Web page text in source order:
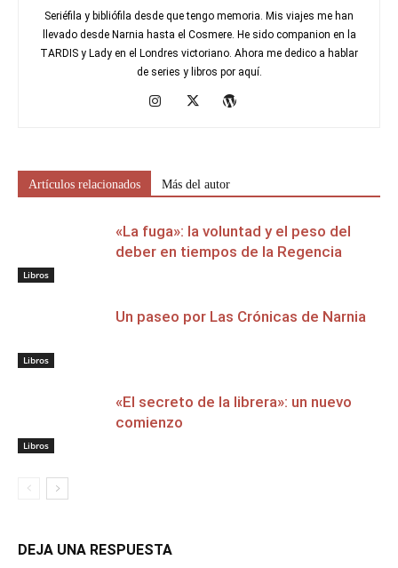
Seriéfila y bibliófila desde que tengo memoria. Mis viajes me han
llevado desde Narnia hasta el Cosmere. He sido companion en la
TARDIS y Lady en el Londres victoriano. Ahora me dedico a hablar
de series y libros por aquí.
Artículos relacionados Más del autor
Libros
«La fuga»: la voluntad y el peso del
deber en tiempos de la Regencia
Libros
Un paseo por Las Crónicas de Narnia
Libros
«El secreto de la librera»: un nuevo
comienzo
DEJA UNA RESPUESTA